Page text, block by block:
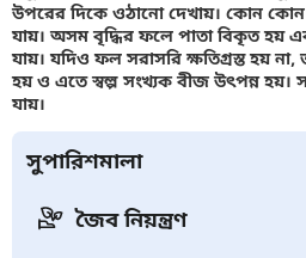
উপরের দিকে ওঠানো দেখায়। কোন কোন
যায়। অসম বৃদ্ধির ফলে পাতা বিকৃত হয়
যায়। যদিও ফল সরাসরি ক্ষতিগ্রস্ত হয়
হয় ও এতে স্বল্প সংখ্যক বীজ উৎপন্ন হয়।
যায়।
সুপারিশমালা
জৈব নিয়ন্ত্রণ